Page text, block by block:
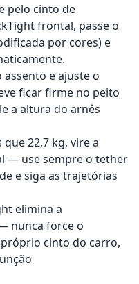
pelo cinto de
frontal, passe o
por cores) e
assento e ajuste o
ficar firme no peito
a altura do arnês
22,7 kg, vire a
— use sempre o tether
e siga as trajetórias
elimina a
nunca force o
cinto do carro,